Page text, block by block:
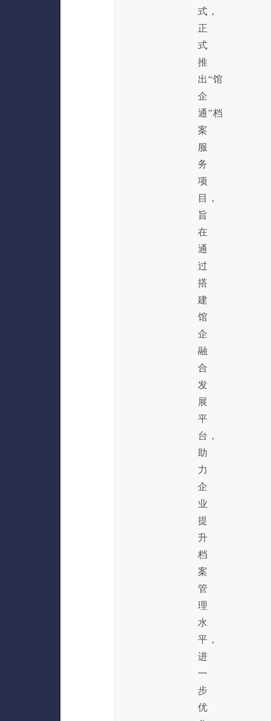
式，
正
式
推
出“馆
企
通”档
案
服
务
项
目，
旨
在
通
过
搭
建
馆
企
融
合
发
展
平
台，
助
力
企
业
提
升
档
案
管
理
水
平，
进
一
步
优